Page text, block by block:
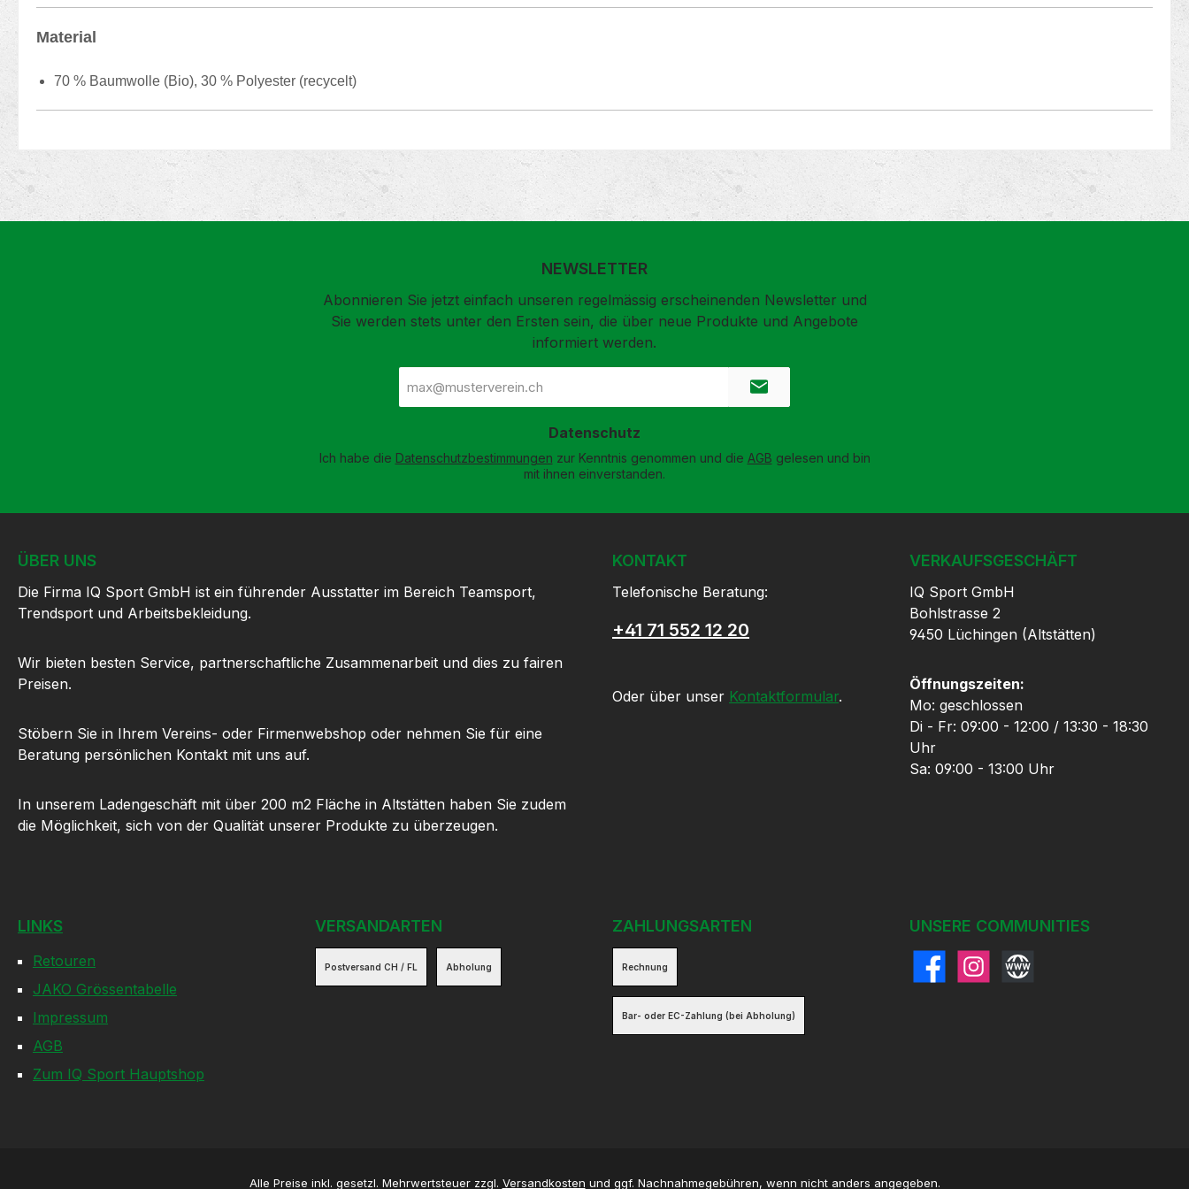
Material
70 % Baumwolle (Bio), 30 % Polyester (recycelt)
NEWSLETTER
Abonnieren Sie jetzt einfach unseren regelmässig erscheinenden Newsletter und
Sie werden stets unter den Ersten sein, die über neue Produkte und Angebote
informiert werden.
Mail-
Adresse
Datenschutz
Ich habe die Datenschutzbestimmungen zur Kenntnis genommen und die AGB gelesen und bin
mit ihnen einverstanden.
ÜBER UNS
Die Firma IQ Sport GmbH ist ein führender Ausstatter im Bereich Teamsport,
Trendsport und Arbeitsbekleidung.
Wir bieten besten Service, partnerschaftliche Zusammenarbeit und dies zu fairen
Preisen.
Stöbern Sie in Ihrem Vereins- oder Firmenwebshop oder nehmen Sie für eine
Beratung persönlichen Kontakt mit uns auf.
In unserem Ladengeschäft mit über 200 m2 Fläche in Altstätten haben Sie zudem
die Möglichkeit, sich von der Qualität unserer Produkte zu überzeugen.
KONTAKT
Telefonische Beratung:
+41 71 552 12 20
Oder über unser Kontaktformular.
VERKAUFSGESCHÄFT
IQ Sport GmbH
Bohlstrasse 2
9450 Lüchingen (Altstätten)
Öffnungszeiten:
Mo: geschlossen
Di - Fr: 09:00 - 12:00 / 13:30 - 18:30
Uhr
Sa: 09:00 - 13:00 Uhr
LINKS
Retouren
JAKO Grössentabelle
Impressum
AGB
Zum IQ Sport Hauptshop
VERSANDARTEN
Postversand CH / FL Abholung
ZAHLUNGSARTEN
Rechnung
Bar- oder EC-Zahlung (bei Abholung)
UNSERE COMMUNITIES
FacebookInstagramWebsite
Alle Preise inkl. gesetzl. Mehrwertsteuer zzgl. Versandkosten und ggf. Nachnahmegebühren, wenn nicht anders angegeben.